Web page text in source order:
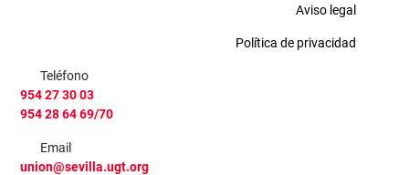
Aviso legal
Política de privacidad
Teléfono
954 27 30 03
954 28 64 69/70
Email
union@sevilla.ugt.org